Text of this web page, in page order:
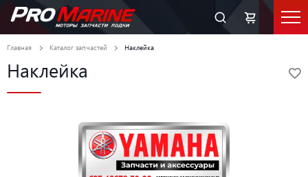
Главная Каталог запчастей Наклейка
Наклейка